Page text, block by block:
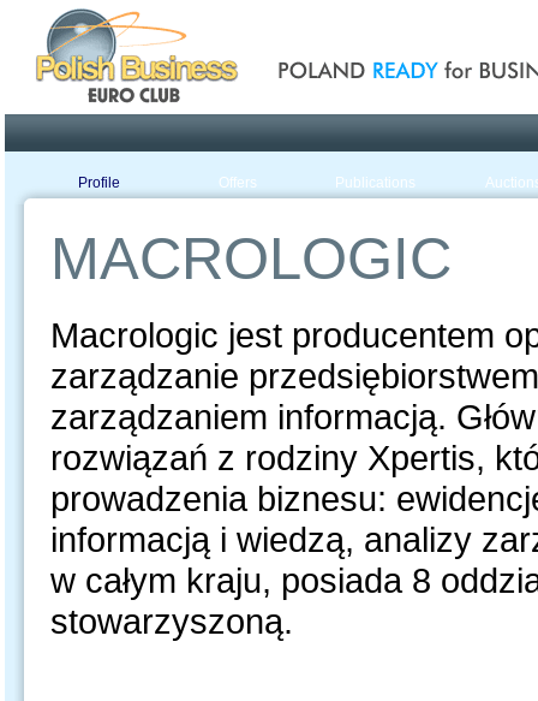
Profile Offers Publications
MACROLOGIC
Macrologic jest producentem
zarządzanie
zarządzaniem informacją.
rozwiązań z rodziny Xpertis,
prowadzenia biznesu:
informacją i wiedzą, analizy
w całym kraju, posiada 8
stowarzyszoną.